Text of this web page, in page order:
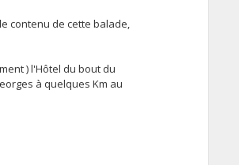
contenu de cette balade,
) l'Hôtel du bout du
à quelques Km au